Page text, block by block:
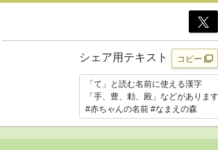
シェア用テキスト コピー